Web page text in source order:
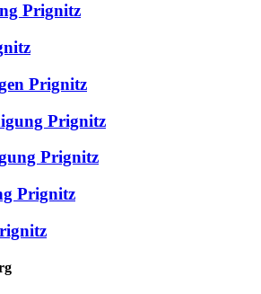
Prignitz
Prignitz
Prignitz
Prignitz
Prignitz